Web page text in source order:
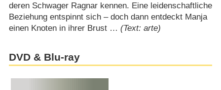
deren Schwager Ragnar kennen. Eine leidenschaftliche
Beziehung entspinnt sich – doch dann entdeckt Manja
einen Knoten in ihrer Brust … (Text: arte)
DVD & Blu-ray